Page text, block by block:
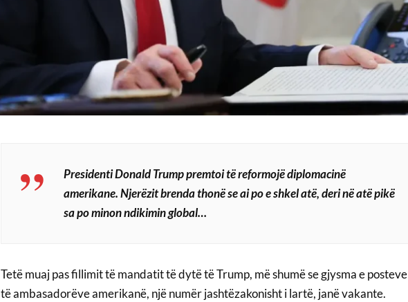
Presidenti Donald Trump premtoi të reformojë diplomacinë
amerikane. Njerëzit brenda thonë se ai po e shkel atë, deri në atë pikë
sa po minon ndikimin global…
Tetë muaj pas fillimit të mandatit të dytë të Trump, më shumë se gjysma e posteve
të ambasadorëve amerikanë, një numër jashtëzakonisht i lartë, janë vakante.